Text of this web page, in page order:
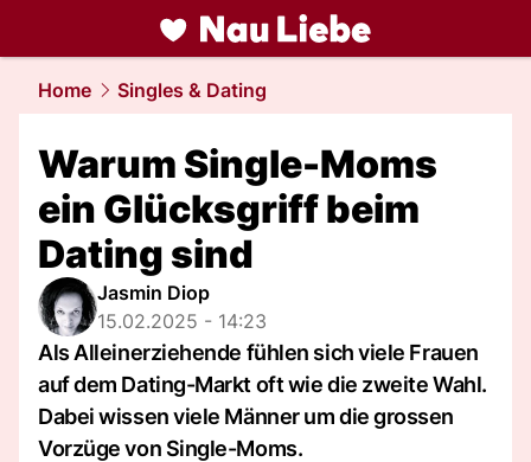
liebe.NAU.ch
Home Singles & Dating
Warum Single-Moms
ein Glücksgriff beim
Dating sind
Jasmin Diop
15.02.2025 - 14:23
Als Alleinerziehende fühlen sich viele Frauen
auf dem Dating-Markt oft wie die zweite Wahl.
Dabei wissen viele Männer um die grossen
Vorzüge von Single-Moms.